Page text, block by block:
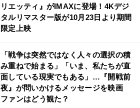
リエッティ』がIMAXに登場！4Kデジ
タルリマスター版が10月23日より期間
限定上映
「戦争は突然ではなく人々の選択の積
み重ねで始まる」「いま、私たちが直
面している現実でもある」…『開戦前
夜』が問いかけるメッセージを映画
ファンはどう観た？